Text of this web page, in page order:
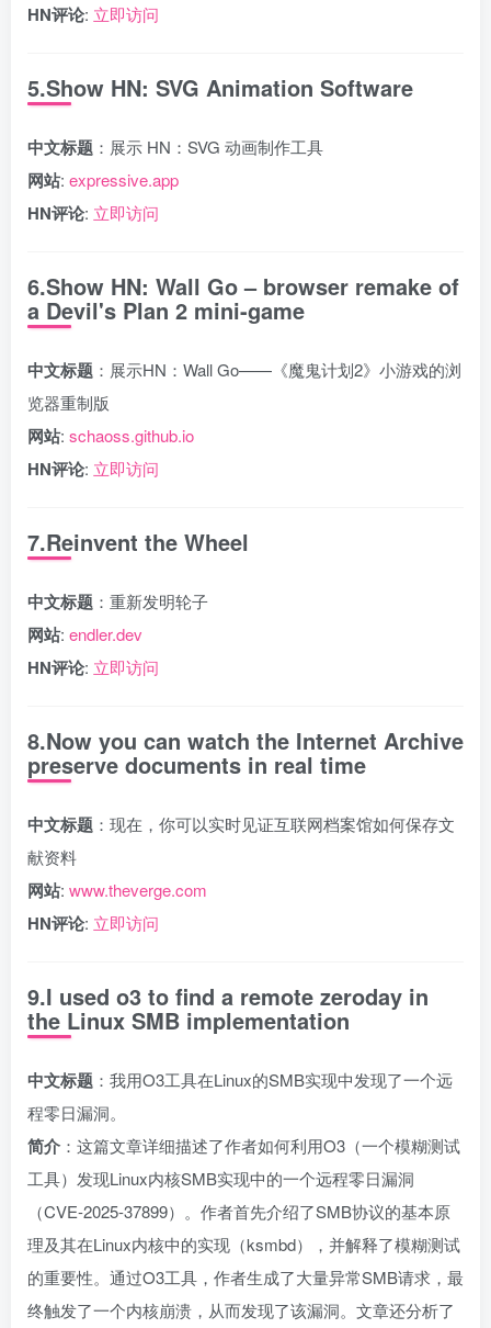
HN评论: 立即访问
5.Show HN: SVG Animation Software
中文标题 ：展示 HN：SVG 动画制作工具
网站: expressive.app
HN评论: 立即访问
6.Show HN: Wall Go – browser remake of
a Devil's Plan 2 mini-game
中文标题 ：展示HN：Wall Go——《魔鬼计划2》小游戏的浏
览器重制版
网站: schaoss.github.io
HN评论: 立即访问
7.Reinvent the Wheel
中文标题 ：重新发明轮子
网站: endler.dev
HN评论: 立即访问
8.Now you can watch the Internet Archive
preserve documents in real time
中文标题 ：现在，你可以实时见证互联网档案馆如何保存文
献资料
网站: www.theverge.com
HN评论: 立即访问
9.I used o3 to find a remote zeroday in
the Linux SMB implementation
中文标题 ：我用O3工具在Linux的SMB实现中发现了一个远
程零日漏洞。
简介 ：这篇文章详细描述了作者如何利用O3（一个模糊测试
工具）发现Linux内核SMB实现中的一个远程零日漏洞
（CVE-2025-37899）。作者首先介绍了SMB协议的基本原
理及其在Linux内核中的实现（ksmbd），并解释了模糊测试
的重要性。通过O3工具，作者生成了大量异常SMB请求，最
终触发了一个内核崩溃，从而发现了该漏洞。文章还分析了